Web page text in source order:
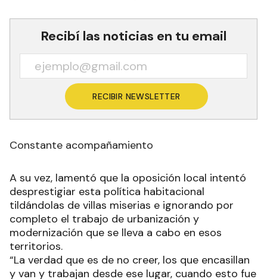
Recibí las noticias en tu email
RECIBIR NEWSLETTER
Constante acompañamiento
A su vez, lamentó que la oposición local intentó
desprestigiar esta política habitacional
tildándolas de villas miserias e ignorando por
completo el trabajo de urbanización y
modernización que se lleva a cabo en esos
territorios.
“La verdad que es de no creer, los que encasillan
y van y trabajan desde ese lugar, cuando esto fue